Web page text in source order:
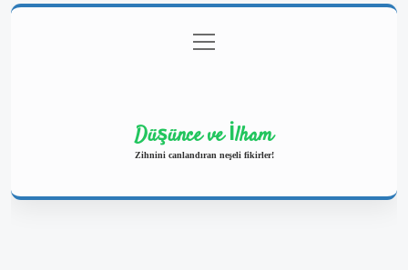
Gizlilik Politikası
menüyü
aç
Düşünce ve İlham
Zihnini canlandıran neşeli fikirler!